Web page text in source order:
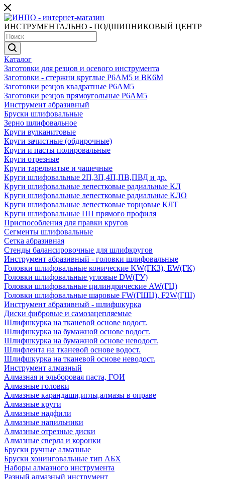
ИНСТРУМЕНТАЛЬНО - ПОДШИПНИКОВЫЙ ЦЕНТР
Каталог
Заготовки для резцов и осевого инструмента
Заготовки - стержни круглые Р6АМ5 и ВК6М
Заготовки резцов квадратные Р6АМ5
Заготовки резцов прямоугольные Р6АМ5
Инструмент абразивный
Бруски шлифовальные
Зерно шлифовальное
Круги вулканитовые
Круги зачистные (обдирочные)
Круги и пасты полировальные
Круги отрезные
Круги тарельчатые и чашечные
Круги шлифовальные 2П,3П,4П,ПВ,ПВД и др.
Круги шлифовальные лепестковые радиальные КЛ
Круги шлифовальные лепестковые радиальные КЛО
Круги шлифовальные лепестковые торцовые КЛТ
Круги шлифовальные ПП прямого профиля
Приспособления для правки кругов
Сегменты шлифовальные
Сетка абразивная
Стенды балансировочные для шлифкругов
Инструмент абразивный - головки шлифовальные
Головки шлифовальные конические KW(ГКЗ), EW(ГК)
Головки шлифовальные угловые DW(ГУ)
Головки шлифовальные цилиндрические AW(ГЦ)
Головки шлифовальные шаровые FW(ГШЦ), F2W(ГШ)
Инструмент абразивный - шлифшкурка
Диски фибровые и самозацепляемые
Шлифшкурка на тканевой основе водост.
Шлифшкурка на бумажной основе водост.
Шлифшкурка на бумажной основе неводост.
Шлифлента на тканевой основе водост.
Шлифшкурка на тканевой основе неводост.
Инструмент алмазный
Алмазная и эльборовая паста, ГОИ
Алмазные головки
Алмазные карандаши,иглы,алмазы в оправе
Алмазные круги
Алмазные надфили
Алмазные напильники
Алмазные отрезные диски
Алмазные сверла и коронки
Бруски ручные алмазные
Бруски хонинговальные тип АБХ
Наборы алмазного инструмента
Разный алмазный инструмент